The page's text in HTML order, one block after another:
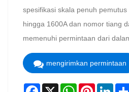
spesifikasi skala penuh
hingga 1600A dan nomor tiang
memenuhi permintaan dari
mengirimkan permintaan
Facebook
X WhatsAppPinterest